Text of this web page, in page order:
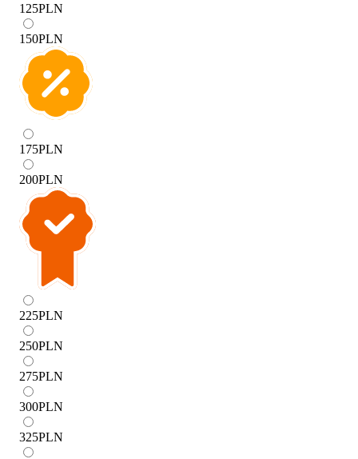
125PLN
150PLN
175PLN
200PLN
225PLN
250PLN
275PLN
300PLN
325PLN